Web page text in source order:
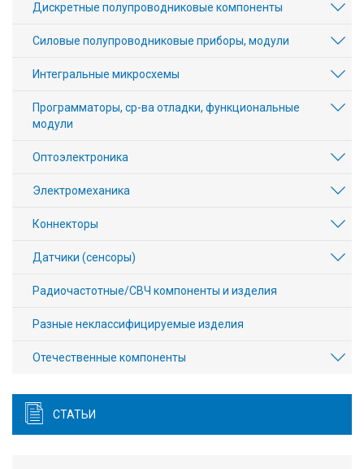
Дискретные полупроводниковые компоненты
Силовые полупроводниковые приборы, модули
Интегральные микросхемы
Программаторы, ср-ва отладки, функциональные
модули
Оптоэлектроника
Электромеханика
Коннекторы
Датчики (сенсоры)
Радиочастотные/СВЧ компоненты и изделия
Разные неклассифицируемые изделия
Отечественные компоненты
СТАТЬИ